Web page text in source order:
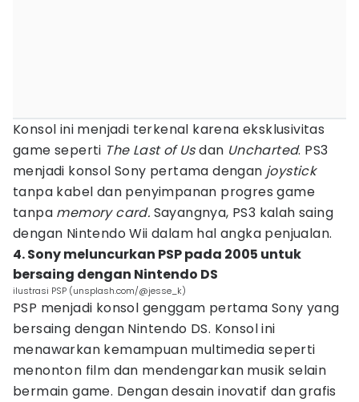
Konsol ini menjadi terkenal karena eksklusivitas
game seperti The Last of Usdan Uncharted. PS3
menjadi konsol Sony pertama dengan joystick
tanpa kabel dan penyimpanan progres game
tanpa memory card. Sayangnya, PS3 kalah saing
dengan Nintendo Wii dalam hal angka penjualan.
4. Sony meluncurkan PSP pada 2005 untuk
bersaing dengan Nintendo DS
ilustrasi PSP (unsplash.com/@jesse_k)
PSP menjadi konsol genggam pertama Sony yang
bersaing dengan Nintendo DS. Konsol ini
menawarkan kemampuan multimedia seperti
menonton film dan mendengarkan musik selain
bermain game. Dengan desain inovatif dan grafis